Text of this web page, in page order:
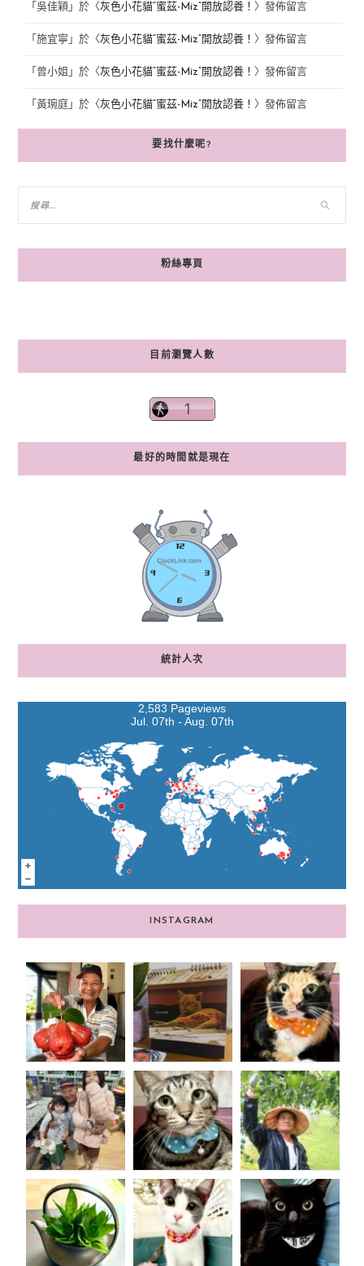
「 吳佳穎 」於〈灰色小花貓“蜜茲-Miz”開放認養！ 〉發佈留言
「 施宜寧 」於〈灰色小花貓“蜜茲-Miz”開放認養！ 〉發佈留言
「 曾小姐 」於〈灰色小花貓“蜜茲-Miz”開放認養！ 〉發佈留言
「 黃琬庭」於〈灰色小花貓“蜜茲-Miz”開放認養！ 〉發佈留言
要找什麼呢?
粉絲專頁
目前瀏覽人數
最好的時間就是現在
統計人次
2,583 Pageviews
Jul. 07th - Aug. 07th
INSTAGRAM